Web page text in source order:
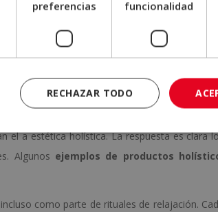
por los orígenes de la belleza y
estética
el a estética holística. La respuesta es clara
Algunos ejemplos de productos
como parte de rituales de relajación.
preferencias
funcionalidad
RECHAZAR TODO